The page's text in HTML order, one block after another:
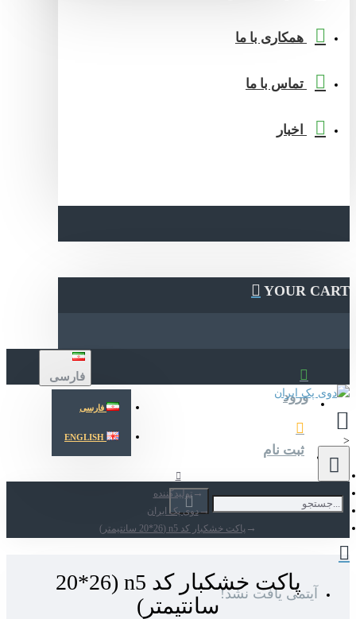
همکاری با ما
تماس با ما
اخبار
YOUR
ورود
ثبت نام
فارسی
فارسی
ENGLISH
آیتمی یافت نشد!
تولیدکننده
دوی پک ایران
پاکت خشکبار کد n5 (20*26 سانتیمتر)
پاکت خشکبار کد n5 (20*26
سانتیمتر)